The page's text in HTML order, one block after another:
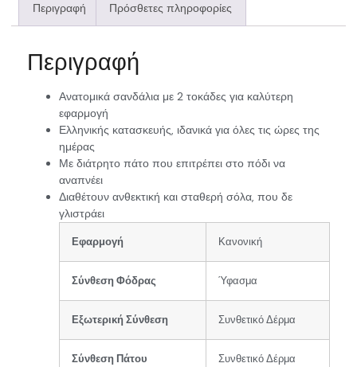
Περιγραφή Πρόσθετες πληροφορίες
Περιγραφή
Ανατομικά σανδάλια με 2 τοκάδες για καλύτερη
εφαρμογή
Ελληνικής κατασκευής, ιδανικά για όλες τις ώρες της
ημέρας
Με διάτρητο πάτο που επιτρέπει στο πόδι να
αναπνέει
Διαθέτουν ανθεκτική και σταθερή σόλα, που δε
γλιστράει
Εφαρμογή Κανονική
Σύνθεση Φόδρας Ύφασμα
Εξωτερική Σύνθεση Συνθετικό Δέρμα
Σύνθεση Πάτου Συνθετικό Δέρμα